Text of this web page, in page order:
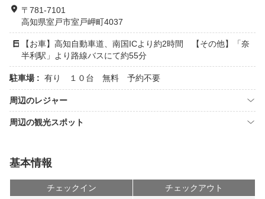
〒781-7101
高知県室戸市室戸岬町4037
【お車】高知自動車道、南国ICより約2時間 【その他】「奈
半利駅」より路線バスにて約55分
駐車場 : 有り １０台 無料 予約不要
周辺のレジャー
周辺の観光スポット
基本情報
チェックイン
チェックアウト